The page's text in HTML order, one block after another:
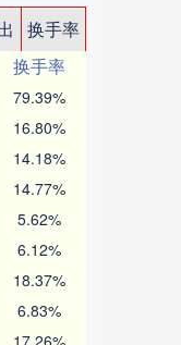
换手率
换手率
79.39%
16.80%
14.18%
14.77%
5.62%
6.12%
18.37%
6.83%
17.26%